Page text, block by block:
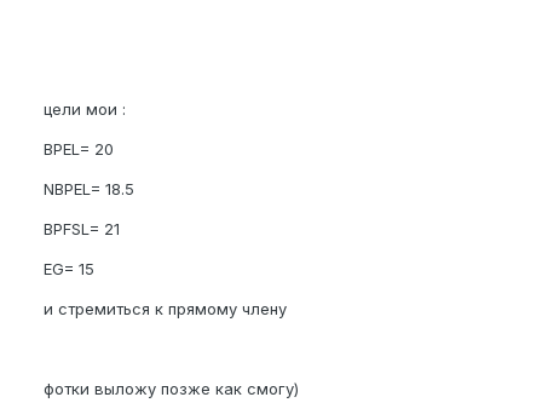
цели мои :
BPEL= 20
NBPEL= 18.5
BPFSL= 21
EG= 15
и стремиться к прямому члену
фотки выложу позже как смогу)